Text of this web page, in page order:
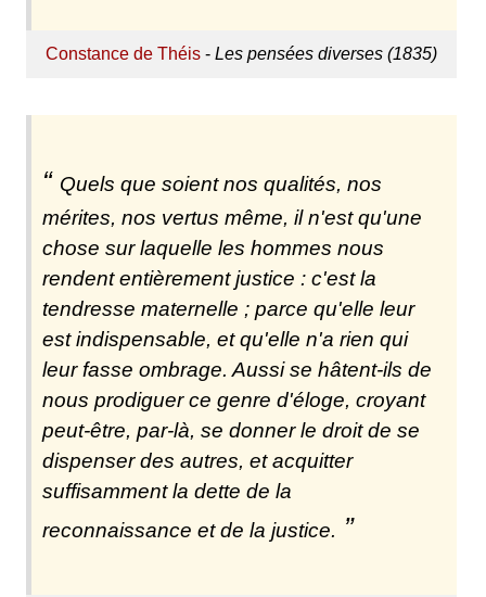
Constance de Théis- Les pensées diverses (1835)
Quels que soient nos qualités, nos
mérites, nos vertus même, il n'est qu'une
chose sur laquelle les hommes nous
rendent entièrement justice : c'est la
tendresse maternelle ; parce qu'elle leur
est indispensable, et qu'elle n'a rien qui
leur fasse ombrage. Aussi se hâtent-ils de
nous prodiguer ce genre d'éloge, croyant
peut-être, par-là, se donner le droit de se
dispenser des autres, et acquitter
suffisamment la dette de la
reconnaissance et de la justice.